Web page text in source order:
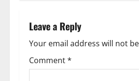
a
v
i
Leave a Reply
Your email address will not
Comment*